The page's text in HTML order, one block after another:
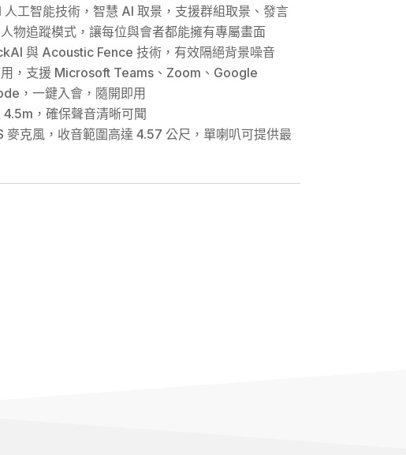
工智能技術，智慧 AI 取景，支援群組取景、發言
物追蹤模式，讓每位與會者都能擁有專屬畫面
與 Acoustic Fence 技術，有效隔絕背景噪音
，支援 Microsoft Teams、Zoom、Google
，一鍵入會，隨開即用
，確保聲音清晰可聞
⿆克⾵，收音範圍⾼達 4.57 公尺，單喇叭可提供最